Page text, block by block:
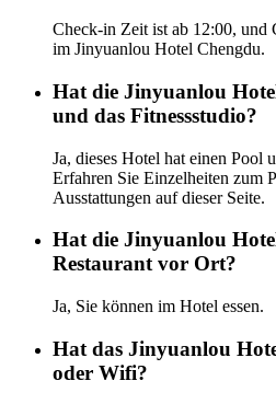
Check-in Zeit ist ab 12:00, und
im Jinyuanlou Hotel Chengdu.
Hat die Jinyuanlou
und das Fitnessstudio?
Ja, dieses Hotel hat einen Pool
Erfahren Sie Einzelheiten zum
Ausstattungen auf dieser Seite.
Hat die Jinyuanlou
Restaurant vor Ort?
Ja, Sie können im Hotel essen.
Hat das Jinyuanlou
oder Wifi?